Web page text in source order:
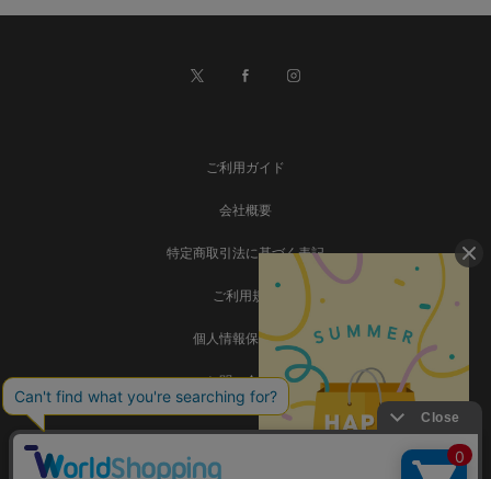
ご利用ガイド
会社概要
特定商取引法に基づく表記
ご利用規約
個人情報保護方針
お問い合わせ
事業再構築